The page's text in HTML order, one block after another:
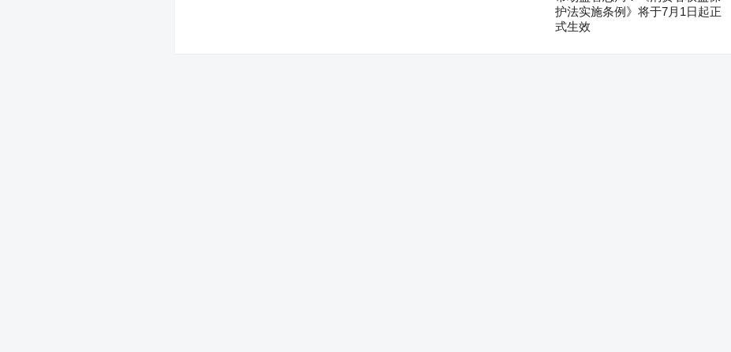
护法实施条例》将于7月1日起正
式生效